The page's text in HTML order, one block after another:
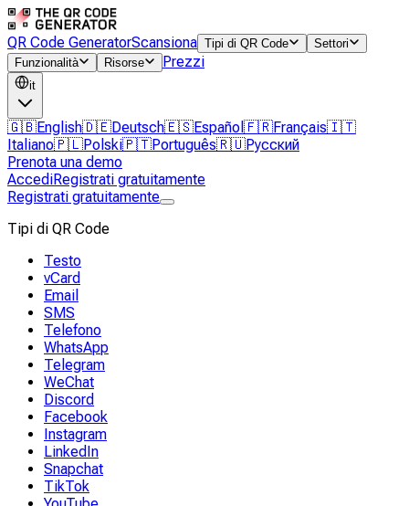
QR Code GeneratorScansiona Tipi di QR Code
Settori
Funzionalità
Risorse Prezzi
it
🇬🇧English🇩🇪Deutsch🇪🇸Español 🇫🇷Français🇮🇹
Italiano🇵🇱Polski🇵🇹Português🇷🇺Русский
Prenota una demo
AccediRegistrati gratuitamente
Registrati gratuitamente
Tipi di QR Code
Testo
vCard
Email
SMS
Telefono
WhatsApp
Telegram
WeChat
Discord
Facebook
Instagram
LinkedIn
Snapchat
TikTok